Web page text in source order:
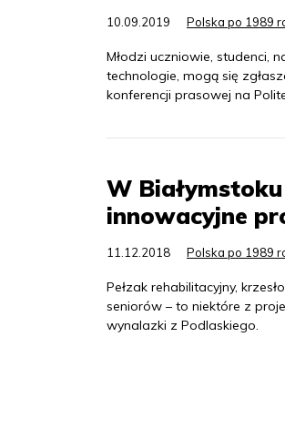
10.09.2019 Polska po 1989
Młodzi uczniowie, studenci,
technologie, mogą się
konferencji prasowej na
W
innowacyjne
11.12.2018 Polska po 1989
Pełzak rehabilitacyjny,
seniorów – to niektóre z
wynalazki z Podlaskiego.